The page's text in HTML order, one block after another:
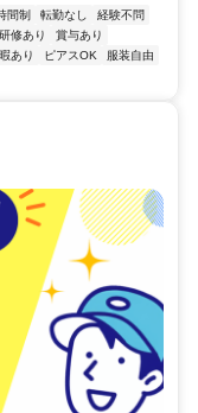
間制 転勤なし
経験不問
研修あり
賞与あり
あり ピアスOK
服装自由